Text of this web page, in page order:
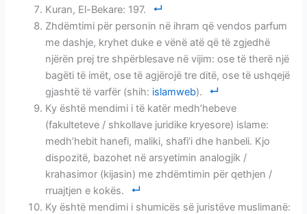
Kuran, El-Bekare: 197.
Zhdëmtimi për personin në ihram që vendos parfum
me dashje, kryhet duke e vënë atë që të zgjedhë
njërën prej tre shpërblesave në vijim: ose të therë një
bagëti të imët, ose të agjërojë tre ditë, ose të ushqejë
gjashtë të varfër (shih: islamweb).
Ky është mendimi i të katër medh’hebeve
(fakulteteve / shkollave juridike kryesore) islame:
medh’hebit hanefi, maliki, shafi’i dhe hanbeli. Kjo
dispozitë, bazohet në arsyetimin analogjik /
krahasimor (kijasin) me zhdëmtimin për qethjen /
rruajtjen e kokës.
Ky është mendimi i shumicës së juristëve muslimanë: